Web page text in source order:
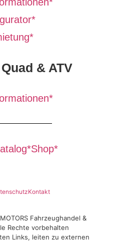
& ATV
Shop*
Fahrzeughandel &
Rechte vorbehalten
Links, leiten zu externen
Kontakt